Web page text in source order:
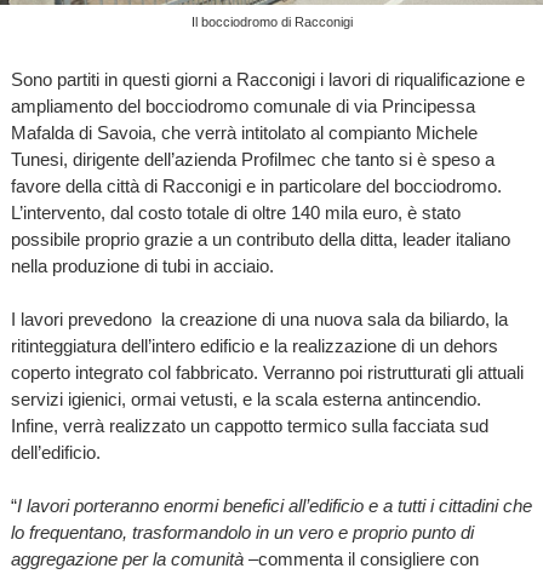
Il bocciodromo di Racconigi
Sono partiti in questi giorni a Racconigi i lavori di riqualificazione e
ampliamento del bocciodromo comunale di via Principessa
Mafalda di Savoia, che verrà intitolato al compianto Michele
Tunesi, dirigente dell’azienda Profilmec che tanto si è speso a
favore della città di Racconigi e in particolare del bocciodromo.
L’intervento, dal costo totale di oltre 140 mila euro, è stato
possibile proprio grazie a un contributo della ditta, leader italiano
nella produzione di tubi in acciaio.
I lavori prevedono la creazione di una nuova sala da biliardo, la
ritinteggiatura dell’intero edificio e la realizzazione di un dehors
coperto integrato col fabbricato. Verranno poi ristrutturati gli attuali
servizi igienici, ormai vetusti, e la scala esterna antincendio.
Infine, verrà realizzato un cappotto termico sulla facciata sud
dell’edificio.
“I lavori porteranno enormi benefici all’edificio e a tutti i cittadini che
lo frequentano, trasformandolo in un vero e proprio punto di
aggregazione per la comunità–commenta il consigliere con